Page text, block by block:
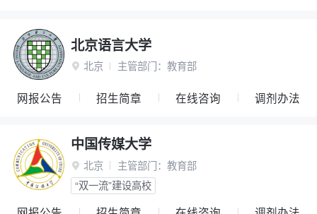
北京语言大学
 北京 主管部门： 教育部
网报公告 招生简章 在线咨询 调剂办法
中国传媒大学
 北京 主管部门： 教育部
“双一流”建设高校